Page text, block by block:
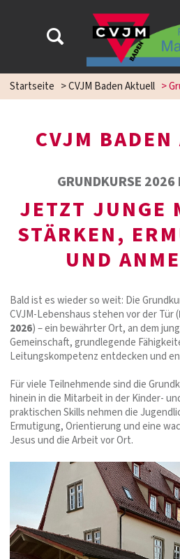
Startseite >CVJM Baden Aktuell >
CVJM
GRUNDKURSE 2026
JETZT JUNGE
STÄRKEN,
UND
Bald ist es wieder so weit: Die
CVJM-Lebenshaus stehen vor der Tür (
2026) – ein bewährter Ort, an dem
Gemeinschaft, grundlegende
Leitungskompetenz entdecken und
Für viele Teilnehmende sind die
hinein in die Mitarbeit in der Kinder-
praktischen Skills nehmen die
Ermutigung, Orientierung und eine
Jesus und die Arbeit vor Ort.